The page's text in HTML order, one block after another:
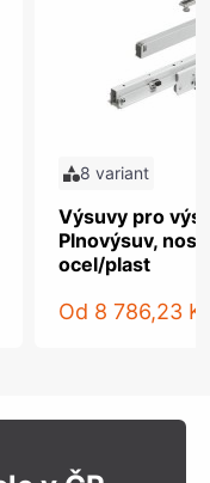
8 variant
Výsuvy pro
Plnovýsuv,
ocel/plast
Od 8 786,23